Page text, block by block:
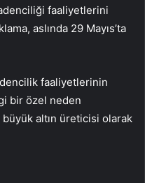
faaliyetlerini
aslında 29 Mayıs’ta
faaliyetlerinin
bir özel neden
altın üreticisi olarak